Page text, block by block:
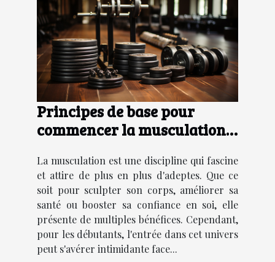
Principes de base pour
commencer la musculation :
La musculation est une discipline qui fascine
et attire de plus en plus d'adeptes. Que ce
soit pour sculpter son corps, améliorer sa
santé ou booster sa confiance en soi, elle
présente de multiples bénéfices. Cependant,
pour les débutants, l'entrée dans cet univers
peut s'avérer intimidante face...